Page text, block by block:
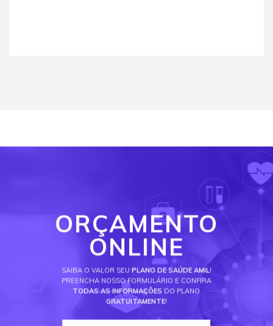
ORÇAMENTO
ONLINE
SAIBA O VALOR SEU PLANO DE SAÚDE AMIL!
PREENCHA NOSSO FORMULÁRIO E CONFIRA
TODAS AS INFORMAÇÕES DO PLANO
GRATUITAMENTE!